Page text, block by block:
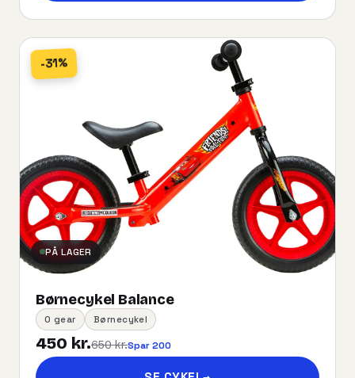
-31%
PÅ LAGER
Børnecykel Balance
0 gear Børnecykel
450 kr.650 kr.Spar 200